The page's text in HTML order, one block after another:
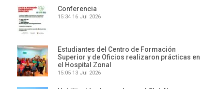
Conferencia
15:34 16 Jul 2026
Estudiantes del Centro de Formación
Superior y de Oficios realizaron prácticas en
el Hospital Zonal
15:05 13 Jul 2026